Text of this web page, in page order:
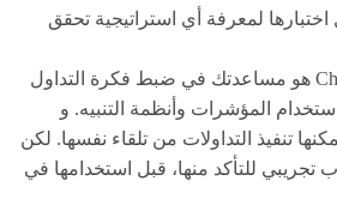
اختبارها لمعرفة أي استراتيجية تحقق
الشيء الجيد في ChatGPT هو مساعدتك في ضبط فكرة التداول
المؤشرات وأنظمة التنبيه. و
تنفيذ التداولات من تلقاء نفسها. لكن
للتأكد منها، قبل استخدامها في